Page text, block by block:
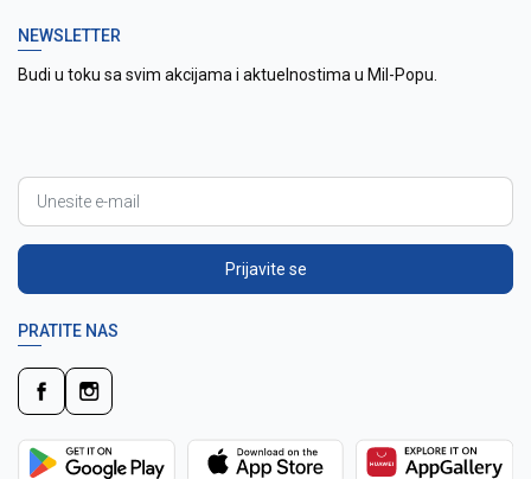
NEWSLETTER
Budi u toku sa svim akcijama i aktuelnostima u Mil-Popu.
Prijavite se
PRATITE NAS